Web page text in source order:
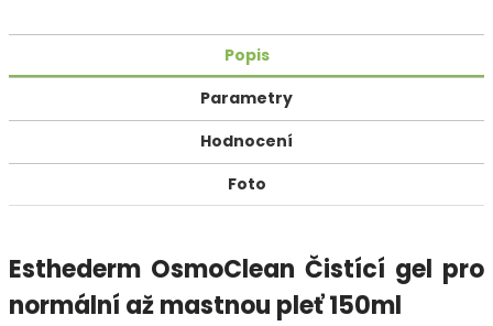
Popis
Parametry
Hodnocení
Foto
Esthederm OsmoClean Čistící gel pro
normální až mastnou pleť 150ml